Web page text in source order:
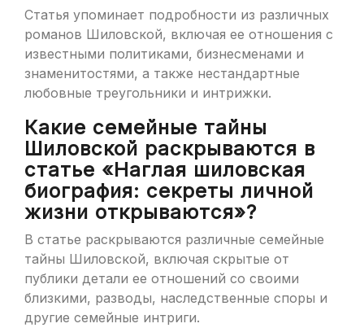
Статья упоминает подробности из различных
романов Шиловской, включая ее отношения с
известными политиками, бизнесменами и
знаменитостями, а также нестандартные
любовные треугольники и интрижки.
Какие семейные тайны
Шиловской раскрываются в
статье «Наглая шиловская
биография: секреты личной
жизни открываются»?
В статье раскрываются различные семейные
тайны Шиловской, включая скрытые от
публики детали ее отношений со своими
близкими, разводы, наследственные споры и
другие семейные интриги.